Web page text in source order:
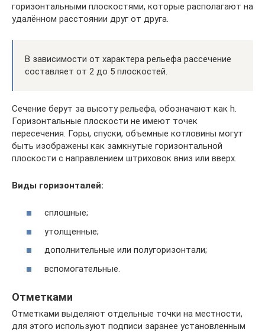
горизонтальными плоскостями, которые располагают на
удалённом расстоянии друг от друга.
В зависимости от характера рельефа рассечение
составляет от 2 до 5 плоскостей.
Сечение берут за высоту рельефа, обозначают как h.
Горизонтальные плоскости не имеют точек
пересечения. Горы, спуски, объемные котловины могут
быть изображены как замкнутые горизонтальной
плоскости с направлением штриховок вниз или вверх.
Виды горизонталей:
сплошные;
утолщенные;
дополнительные или полугоризонтали;
вспомогательные.
Отметками
Отметками выделяют отдельные точки на местности,
для этого используют подписи заранее установленным